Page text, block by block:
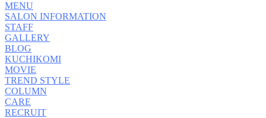
MENU
SALON INFORMATION
STAFF
GALLERY
BLOG
KUCHIKOMI
MOVIE
TREND STYLE
COLUMN
CARE
RECRUIT